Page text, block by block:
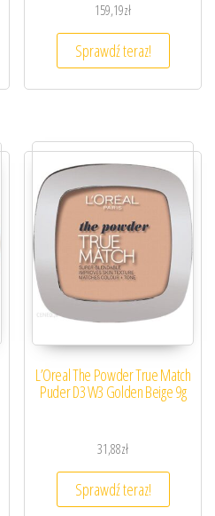
159,19zł
Sprawdź teraz!
L’Oreal The Powder True Match
Puder D3 W3 Golden Beige 9g
31,88zł
Sprawdź teraz!